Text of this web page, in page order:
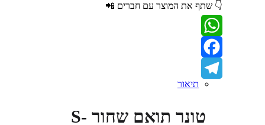
👇 שתף את המוצר עם חברים 📲
WhatsApp
Facebook
Telegram
תיאור
טונר תואם שחור S-